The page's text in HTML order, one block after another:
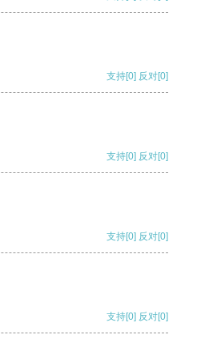
支持[0] 反对[0]
支持[0] 反对[0]
支持[0] 反对[0]
支持[0] 反对[0]